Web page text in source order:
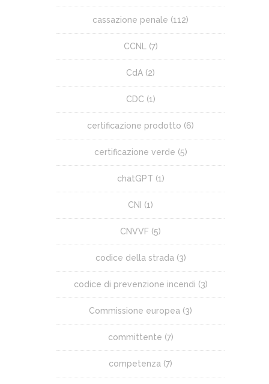
cassazione penale (112)
CCNL (7)
CdA (2)
CDC (1)
certificazione prodotto (6)
certificazione verde (5)
chatGPT (1)
CNI (1)
CNVVF (5)
codice della strada (3)
codice di prevenzione incendi (3)
Commissione europea (3)
committente (7)
competenza (7)